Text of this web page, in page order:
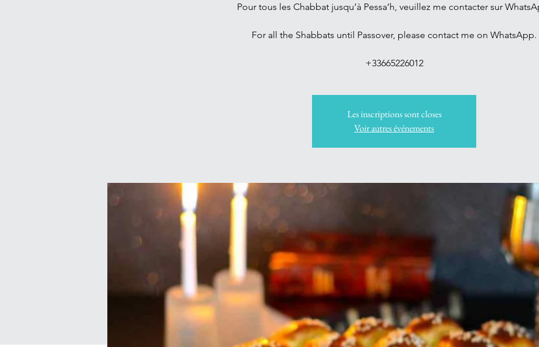
Pour tous les Chabbat jusqu’à Pessa’h, veuillez me contacter sur
For all the Shabbats until Passover, please contact me on WhatsApp.
+33665226012
Les inscriptions sont closes
Voir autres événements